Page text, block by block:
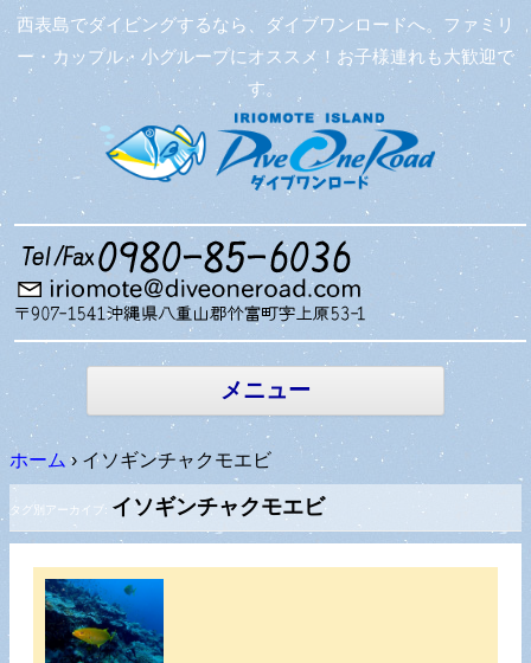
西表島でダイビングするなら、ダイブワンロードへ。ファミリ
ー・カップル・小グループにオススメ！お子様連れも大歓迎で
す。
メニュー
コンテン
ホーム › イソギンチャクモエビ
タグ別アーカイブ: イソギンチャクモエビ